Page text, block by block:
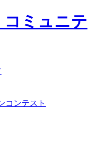
コンテスト